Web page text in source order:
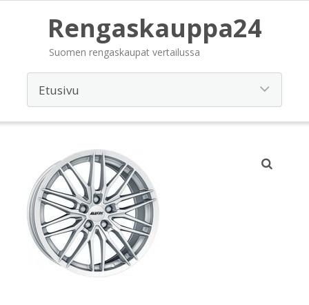
Rengaskauppa24
Suomen rengaskaupat vertailussa